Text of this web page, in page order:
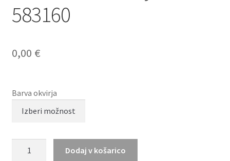
583160
0,00 €
Barva okvirja
Dodaj v košarico